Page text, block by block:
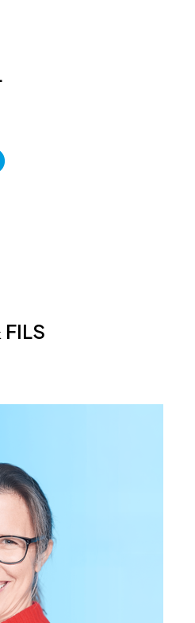
FILS